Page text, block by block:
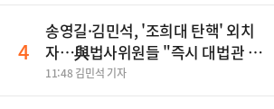
4
송영길·김민석, '조희대 탄핵' 외치
자…與법사위원들 "즉시 대법관 제
청하라"
11:48 김민석 기자